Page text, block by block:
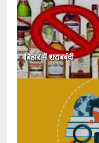
बिहार में शराबबंदी